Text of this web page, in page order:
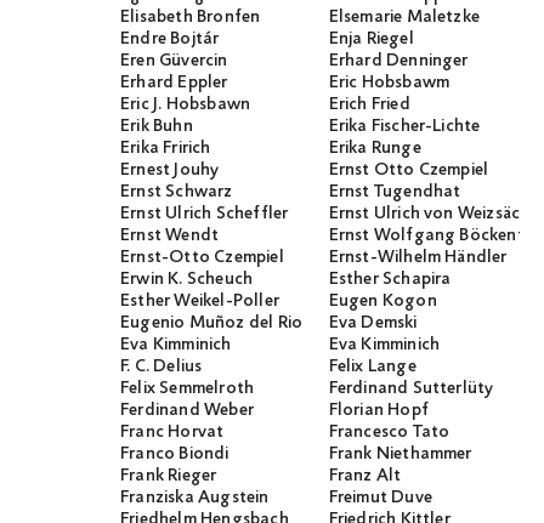
Elisabeth Bronfen
Elsemarie Maletzke
Endre Bojtár
Enja Riegel
Eren Güvercin
Erhard Denninger
Erhard Eppler
Eric Hobsbawm
Eric J. Hobsbawn
Erich Fried
Erik Buhn
Erika Fischer-Lichte
Erika Fririch
Erika Runge
Ernest Jouhy
Ernst Otto Czempiel
Ernst Schwarz
Ernst Tugendhat
Ernst Ulrich Scheffler
Ernst Ulrich von Weizsäcker
Ernst Wendt
Ernst Wolfgang
Ernst-Otto Czempiel
Ernst-Wilhelm Händler
Erwin K. Scheuch
Esther Schapira
Esther Weikel-Poller
Eugen Kogon
Eugenio Muñoz del Rio
Eva Demski
Eva Kimminich
Eva Kimminich
F. C. Delius
Felix Lange
Felix Semmelroth
Ferdinand Sutterlüty
Ferdinand Weber
Florian Hopf
Franc Horvat
Francesco Tato
Franco Biondi
Frank Niethammer
Frank Rieger
Franz Alt
Franziska Augstein
Freimut Duve